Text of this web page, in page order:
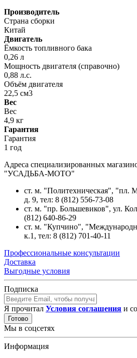
Производитель
Страна сборки
Китай
Двигатель
Ёмкость топливного бака
0,26 л
Мощность двигателя (справочно)
0,88 л.с.
Объём двигателя
22,5 см3
Вес
Вес
4,9 кг
Гарантия
Гарантия
1 год
Адреса специализированных
"УСАДЬБА-МОТО"
ст. м. "Политехническая", "пл.
д. 9, тел: 8 (812) 556-73-08
ст. м. "пр. Большевиков", ул.
(812) 640-86-29
ст. м. "Купчино",
к.1 , тел: 8 (812) 701-40-11
Профессиональные консультации
Доставка
Выгодные условия
Подписка
Я прочитал Условия соглашения и
Готово
Мы в соцсетях
Информация